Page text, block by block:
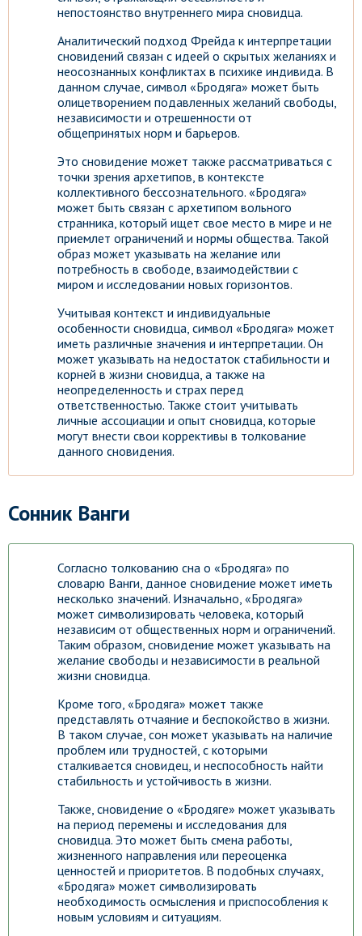
непостоянство внутреннего мира сновидца.
Аналитический подход Фрейда к интерпретации
сновидений связан с идеей о скрытых желаниях и
неосознанных конфликтах в психике индивида. В
данном случае, символ «Бродяга» может быть
олицетворением подавленных желаний свободы,
независимости и отрешенности от
общепринятых норм и барьеров.
Это сновидение может также рассматриваться с
точки зрения архетипов, в контексте
коллективного бессознательного. «Бродяга»
может быть связан с архетипом вольного
странника, который ищет свое место в мире и не
приемлет ограничений и нормы общества. Такой
образ может указывать на желание или
потребность в свободе, взаимодействии с
миром и исследовании новых горизонтов.
Учитывая контекст и индивидуальные
особенности сновидца, символ «Бродяга» может
иметь различные значения и интерпретации. Он
может указывать на недостаток стабильности и
корней в жизни сновидца, а также на
неопределенность и страх перед
ответственностью. Также стоит учитывать
личные ассоциации и опыт сновидца, которые
могут внести свои коррективы в толкование
данного сновидения.
Сонник Ванги
Согласно толкованию сна о «Бродяга» по
словарю Ванги, данное сновидение может иметь
несколько значений. Изначально, «Бродяга»
может символизировать человека, который
независим от общественных норм и ограничений.
Таким образом, сновидение может указывать на
желание свободы и независимости в реальной
жизни сновидца.
Кроме того, «Бродяга» может также
представлять отчаяние и беспокойство в жизни.
В таком случае, сон может указывать на наличие
проблем или трудностей, с которыми
сталкивается сновидец, и неспособность найти
стабильность и устойчивость в жизни.
Также, сновидение о «Бродяге» может указывать
на период перемены и исследования для
сновидца. Это может быть смена работы,
жизненного направления или переоценка
ценностей и приоритетов. В подобных случаях,
«Бродяга» может символизировать
необходимость осмысления и приспособления к
новым условиям и ситуациям.